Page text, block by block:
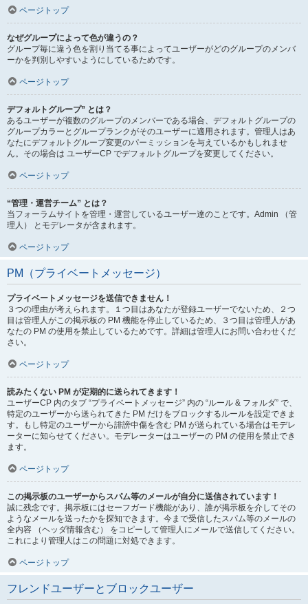
ページトップ
なぜグループによって色が違うの？
グループ毎に違う色を割り当てる事によってユーザーがどのグループのメンバ
ーかを判別しやすいようにしているためです。
ページトップ
デフォルトグループ” とは？
あるユーザーが複数のグループのメンバーである場合、デフォルトグループの
グループカラーとグループランクがそのユーザーに適用されます。管理人はあ
なたにデフォルトグループ変更のパーミッションを与えているかもしれませ
ん。その場合は ユーザーCP でデフォルトグループを変更してください。
ページトップ
“管理・運営チーム” とは？
当フォーラムサイトを管理・運営しているユーザー達のことです。Admin （管
理人） とモデレータが含まれます。
ページトップ
PM（プライベートメッセージ）
プライベートメッセージを送信できません！
３つの理由が考えられます。１つ目はあなたが登録ユーザーでないため、２つ
目は管理人がこの掲示板の PM 機能を停止しているため、３つ目は管理人があ
なたの PM の使用を禁止しているためです。詳細は管理人にお問い合わせくだ
さい。
ページトップ
読みたくない PM が定期的に送られてきます！
ユーザーCP 内のタブ “プライベートメッセージ” 内の “ルール & フォルダ” で、
特定のユーザーから送られてきた PM だけをブロックするルールを設定できま
す。もし特定のユーザーから誹謗中傷を含む PM が送られている場合はモデレ
ーターに知らせてください。モデレーターはユーザーの PM の使用を禁止でき
ます。
ページトップ
この掲示板のユーザーからスパム等のメールが自分に送信されています！
誠に残念です。掲示板にはセーフガード機能があり、誰が掲示板を介してその
ようなメールを送ったかを探知できます。今まで受信したスパム等のメールの
全内容 （ヘッダ情報含む） をコピーして管理人にメールで送信してください。
これにより管理人はこの問題に対処できます。
ページトップ
フレンドユーザーとブロックユーザー